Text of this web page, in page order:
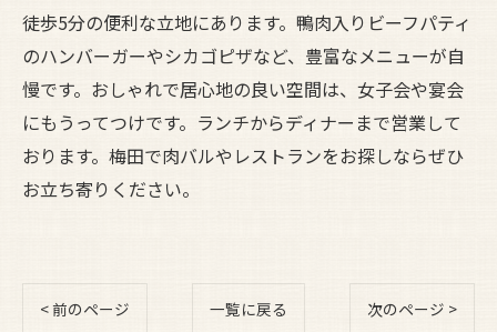
徒歩5分の便利な立地にあります。鴨肉入りビーフパティ
のハンバーガーやシカゴピザなど、豊富なメニューが自
慢です。おしゃれで居心地の良い空間は、女子会や宴会
にもうってつけです。ランチからディナーまで営業して
おります。梅田で肉バルやレストランをお探しならぜひ
お立ち寄りください。
< 前のページ 一覧に戻る 次のページ >